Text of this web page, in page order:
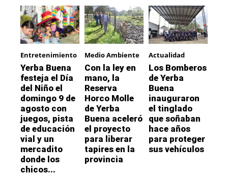
Entretenimiento
Yerba Buena
festeja el Día
del Niño el
domingo 9 de
agosto con
juegos, pista
de educación
vial y un
mercadito
donde los
chicos...
Medio Ambiente
Con la ley en
mano, la
Reserva
Horco Molle
de Yerba
Buena aceleró
el proyecto
para liberar
tapires en la
provincia
Actualidad
Los Bomberos
de Yerba
Buena
inauguraron
el tinglado
que soñaban
hace años
para proteger
sus vehículos